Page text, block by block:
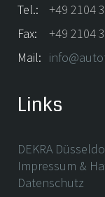
Tel.:
+49 2104
Fax:
+49 2104
Mail:
Links
DEKRA
Impressum &
Datenschutz